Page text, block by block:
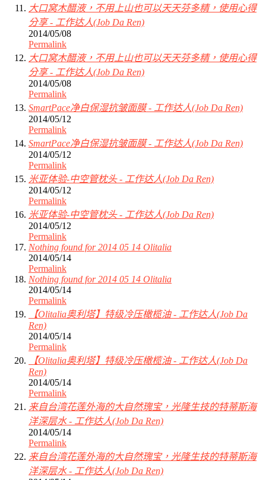
大口窝木醋液，不用上山也可以天天芬多精，使用心得
分享 - 工作达人(Job Da Ren)
2014/05/08
Permalink
大口窝木醋液，不用上山也可以天天芬多精，使用心得
分享 - 工作达人(Job Da Ren)
2014/05/08
Permalink
SmartPace净白保湿抗皱面膜 - 工作达人(Job Da Ren)
2014/05/12
Permalink
SmartPace净白保湿抗皱面膜 - 工作达人(Job Da Ren)
2014/05/12
Permalink
米亚体验-中空管枕头 - 工作达人(Job Da Ren)
2014/05/12
Permalink
米亚体验-中空管枕头 - 工作达人(Job Da Ren)
2014/05/12
Permalink
Nothing found for 2014 05 14 Olitalia
2014/05/14
Permalink
Nothing found for 2014 05 14 Olitalia
2014/05/14
Permalink
【Olitalia奥利塔】特级冷压橄榄油 - 工作达人(Job Da
Ren)
2014/05/14
Permalink
【Olitalia奥利塔】特级冷压橄榄油 - 工作达人(Job Da
Ren)
2014/05/14
Permalink
来自台湾花莲外海的大自然瑰宝，光隆生技的特蒂斯海
洋深层水 - 工作达人(Job Da Ren)
2014/05/14
Permalink
来自台湾花莲外海的大自然瑰宝，光隆生技的特蒂斯海
洋深层水 - 工作达人(Job Da Ren)